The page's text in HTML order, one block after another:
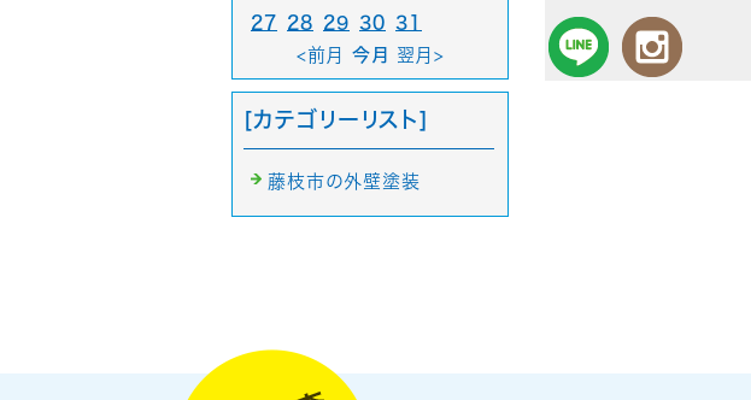
27 28 29 30 31
<前月
今月 翌月>
[カテゴリーリスト]
藤枝市の外壁塗装